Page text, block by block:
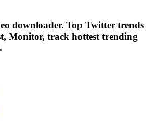
downloader. Top Twitter trends
Monitor, track hottest trending